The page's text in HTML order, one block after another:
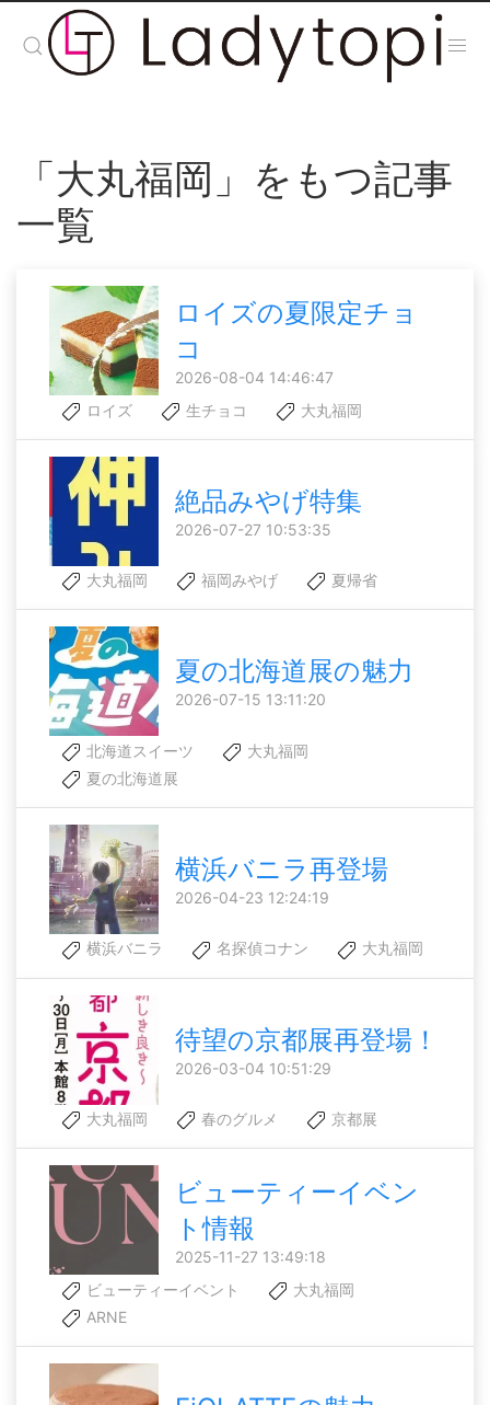
「大丸福岡」をもつ記事
一覧
ロイズの夏限定チョ
コ
2026-08-04 14:46:47
ロイズ
生チョコ 大丸福岡
絶品みやげ特集
2026-07-27 10:53:35
大丸福岡 福岡みやげ 夏帰省
夏の北海道展の魅力
2026-07-15 13:11:20
北海道スイーツ
大丸福岡
夏の北海道展
横浜バニラ再登場
2026-04-23 12:24:19
横浜バニラ 名探偵コナン 大丸福岡
待望の京都展再登場！
2026-03-04 10:51:29
大丸福岡 春のグルメ 京都展
ビューティーイベン
ト情報
2025-11-27 13:49:18
ビューティーイベント
大丸福岡
ARNE